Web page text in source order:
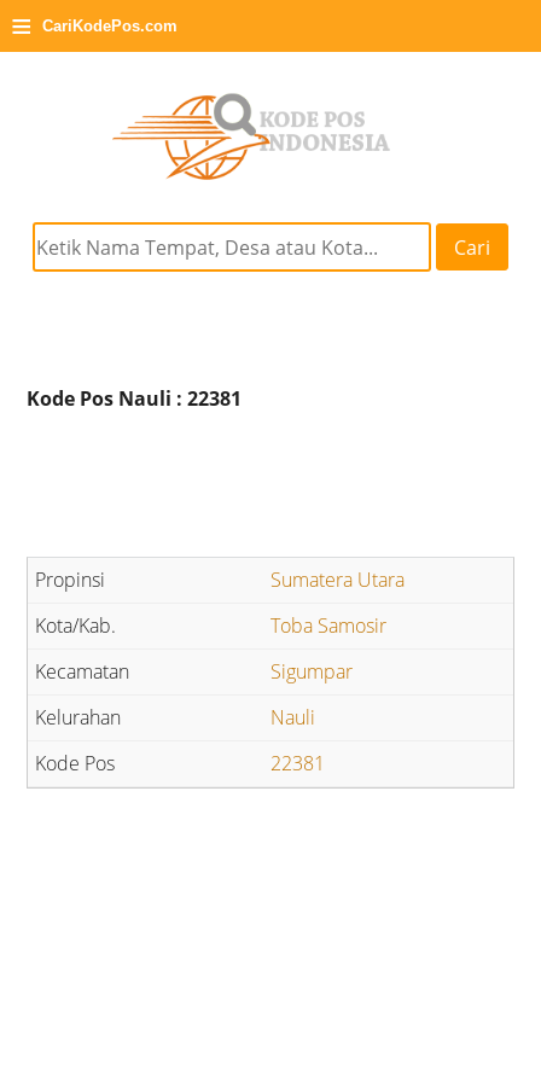
≡ CariKodePos.com
Cari
Kode Pos Nauli : 22381
Sumatera Utara
Toba Samosir
Sigumpar
Nauli
22381